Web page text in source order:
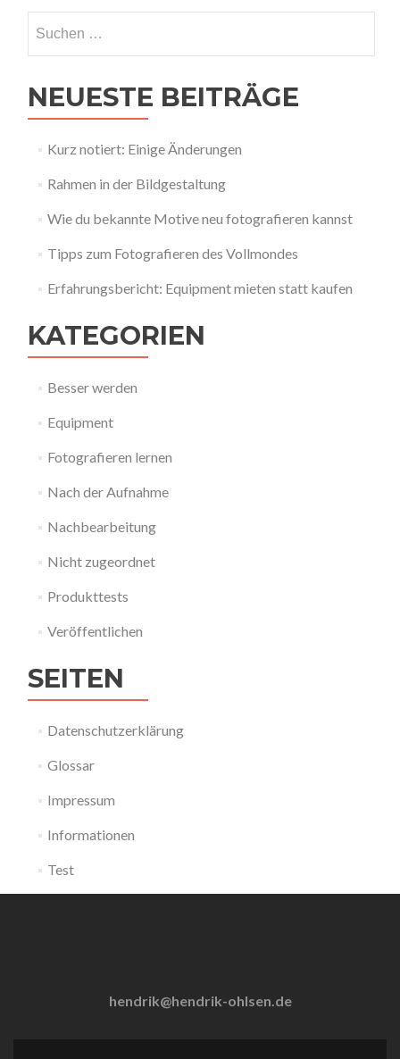
du
nach:
NEUESTE BEITRÄGE
Kurz notiert: Einige Änderungen
Rahmen in der Bildgestaltung
Wie du bekannte Motive neu fotografieren kannst
Tipps zum Fotografieren des Vollmondes
Erfahrungsbericht: Equipment mieten statt kaufen
KATEGORIEN
Besser werden
Equipment
Fotografieren lernen
Nach der Aufnahme
Nachbearbeitung
Nicht zugeordnet
Produkttests
Veröffentlichen
SEITEN
Datenschutzerklärung
Glossar
Impressum
Informationen
Test
hendrik@hendrik-ohlsen.de